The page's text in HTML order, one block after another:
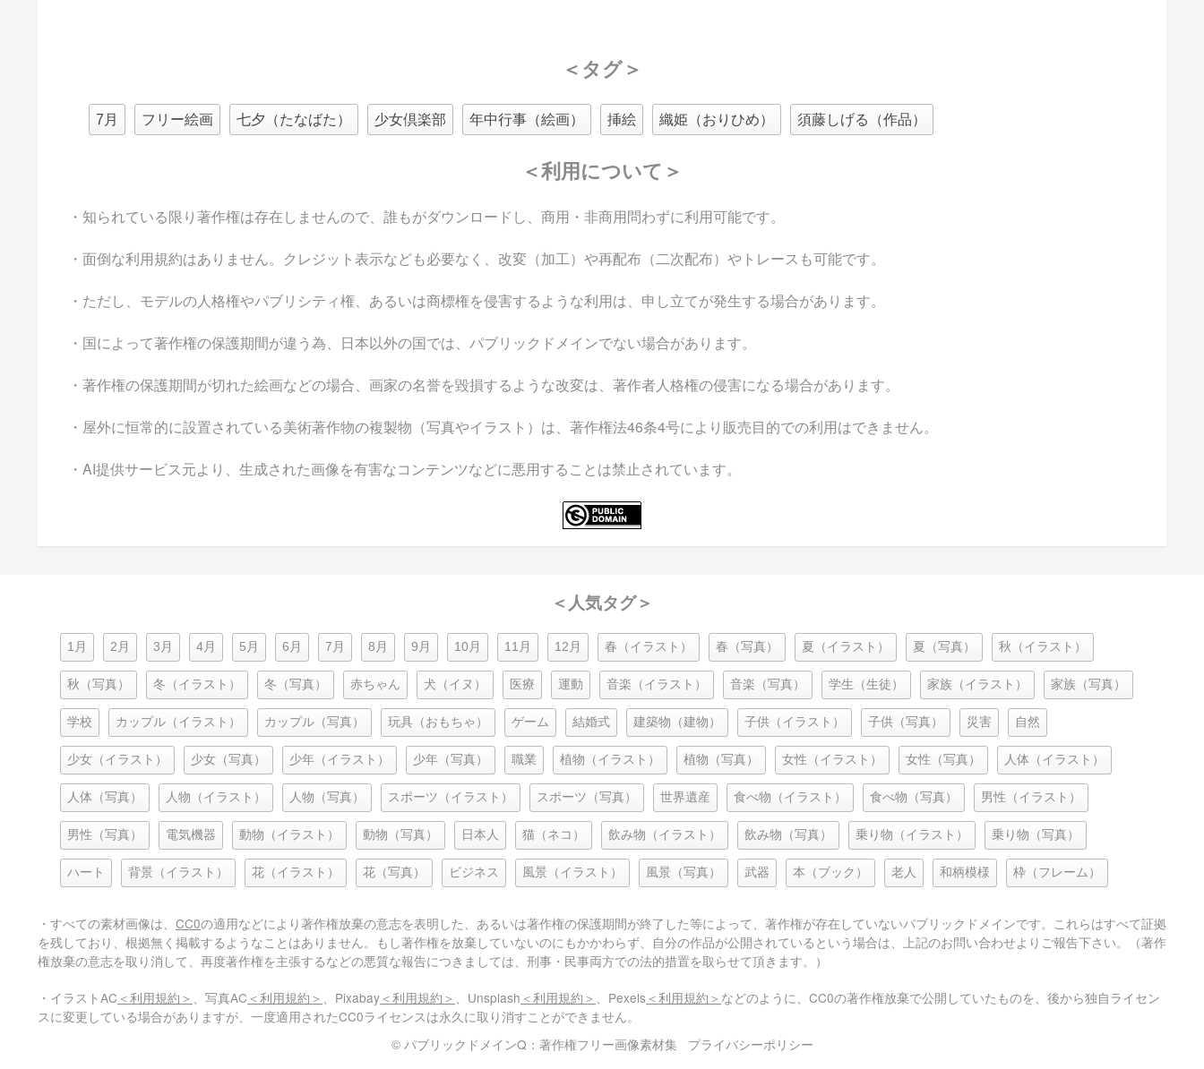
＜タグ＞
7月 フリー絵画 七夕（たなばた） 少女倶楽部 年中行事（絵画） 挿絵 織姫（おりひめ） 須藤しげる（作品）
＜利用について＞
・知られている限り著作権は存在しませんので、誰もがダウンロードし、商用・非商用問わずに利用可能です。
・面倒な利用規約はありません。クレジット表示なども必要なく、改変（加工）や再配布（二次配布）やトレースも可能です。
・ただし、モデルの人格権やパブリシティ権、あるいは商標権を侵害するような利用は、申し立てが発生する場合があります。
・国によって著作権の保護期間が違う為、日本以外の国では、パブリックドメインでない場合があります。
・著作権の保護期間が切れた絵画などの場合、画家の名誉を毀損するような改変は、著作者人格権の侵害になる場合があります。
・屋外に恒常的に設置されている美術著作物の複製物（写真やイラスト）は、著作権法46条4号により販売目的での利用はできません。
・AI提供サービス元より、生成された画像を有害なコンテンツなどに悪用することは禁止されています。
＜人気タグ＞
1月 2月 3月 4月 5月 6月 7月 8月 9月 10月 11月 12月 春（イラスト） 春（写真） 夏（イラスト） 夏（写真） 秋（イラスト）
秋（写真） 冬（イラスト） 冬（写真） 赤ちゃん 犬（イヌ） 医療 運動 音楽（イラスト） 音楽（写真） 学生（生徒） 家族（イラスト） 家族（写真）
学校 カップル（イラスト） カップル（写真） 玩具（おもちゃ） ゲーム 結婚式 建築物（建物） 子供（イラスト） 子供（写真） 災害 自然
少女（イラスト） 少女（写真） 少年（イラスト） 少年（写真） 職業 植物（イラスト） 植物（写真） 女性（イラスト） 女性（写真） 人体（イラスト）
人体（写真） 人物（イラスト） 人物（写真） スポーツ（イラスト） スポーツ（写真） 世界遺産 食べ物（イラスト） 食べ物（写真） 男性（イラスト）
男性（写真） 電気機器 動物（イラスト） 動物（写真） 日本人 猫（ネコ） 飲み物（イラスト） 飲み物（写真） 乗り物（イラスト） 乗り物（写真）
ハート 背景（イラスト） 花（イラスト） 花（写真） ビジネス 風景（イラスト） 風景（写真） 武器 本（ブック） 老人 和柄模様 枠（フレーム）
・すべての素材画像は、 CC0の適用などにより著作権放棄の意志を表明した、あるいは著作権の保護期間が終了した等によって、著作権が存在していないパブリックドメインです。これらはすべて証拠
を残しており、根拠無く掲載するようなことはありません。もし著作権を放棄していないのにもかかわらず、自分の作品が公開されているという場合は、上記のお問い合わせよりご報告下さい。（著作
権放棄の意志を取り消して、再度著作権を主張するなどの悪質な報告につきましては、刑事・民事両方での法的措置を取らせて頂きます。）
・イラストAC ＜利用規約＞ 、写真AC ＜利用規約＞ 、Pixabay ＜利用規約＞ 、Unsplash ＜利用規約＞ 、Pexels ＜利用規約＞ などのように、CC0の著作権放棄で公開していたものを、後から独自ライセン
スに変更している場合がありますが、一度適用されたCC0ライセンスは永久に取り消すことができません。
© パブリックドメインQ：著作権フリー画像素材集
プライバシーポリシー